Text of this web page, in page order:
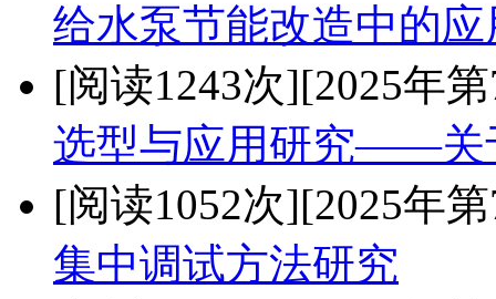
给水泵节能改造中的应
[阅读1243次][2025年
选型与应用研究——关
[阅读1052次][2025年
集中调试方法研究